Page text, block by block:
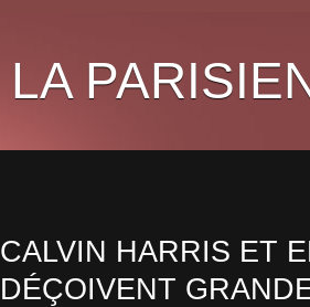
LA
CALVIN HARRIS ET
DÉÇOIVENT